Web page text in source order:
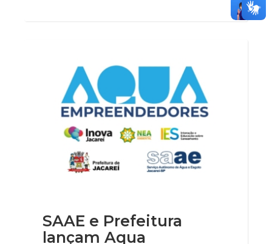
SAAE e Prefeitura
lançam Aqua